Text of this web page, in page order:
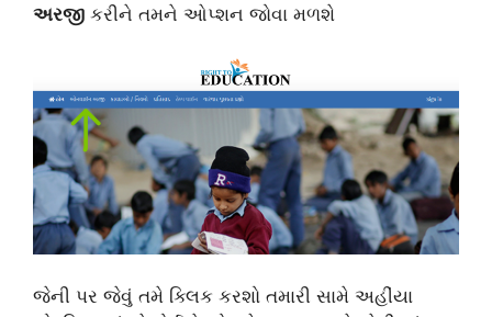
અરજી કરીને તમને ઓપ્શન જોવા મળશે
જેની પર જેવું તમે ક્લિક કરશો તમારી સામે અહીંયા